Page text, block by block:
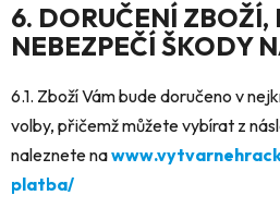
6. DORUČENÍ ZBOŽÍ,
NEBEZPEČÍ ŠKODY
6.1. Zboží Vám bude doručeno v
volby, přičemž můžete vybírat z
naleznete na
platba/